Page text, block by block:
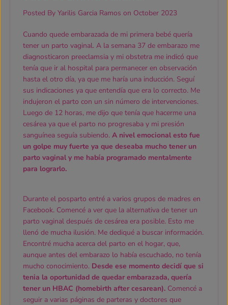
Posted By Yarilis Garcia Ramos on October 2023
Cuando quede embarazada de mi primera bebé quería
tener un parto vaginal. A la semana 37 de embarazo me
diagnosticaron preeclamsia y mi obstetra me indicó que
tenía que ir al hospital para permanecer en observación
hasta el otro día, ya que me haría una inducción. Seguí
sus indicaciones ya que entendía que era lo correcto. Me
indujeron el parto con un sin número de intervenciones.
Luego de 12 horas, me dijo que tenía que hacerme una
cesárea ya que el parto no progresaba y mi presión
sanguínea seguía subiendo. A nivel emocional esto fue
un golpe muy fuerte ya que deseaba mucho tener un
parto vaginal y me había programado mentalmente
para lograrlo.
Durante el posparto entré a varios grupos de madres en
Facebook. Comencé a ver que la alternativa de tener un
parto vaginal después de cesárea era posible. Esto me
llenó de mucha ilusión. Me dediqué a buscar información.
Encontré mucha acerca del parto en el hogar, que,
aunque antes del embarazo lo había escuchado, no tenía
mucho conocimiento. Desde ese momento decidí que si
tenia la oportunidad de quedar embarazada, quería
tener un HBAC (homebirth after cesarean). Comencé a
seguir a varias páginas de parteras y doctores que